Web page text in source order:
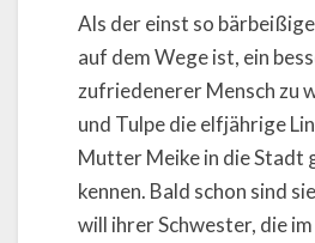
Als der einst so
auf dem Wege ist, ein
zufriedenerer Mensch zu
und Tulpe die elfjährige
Mutter Meike in die Stadt
kennen. Bald schon sind
will ihrer Schwester, die